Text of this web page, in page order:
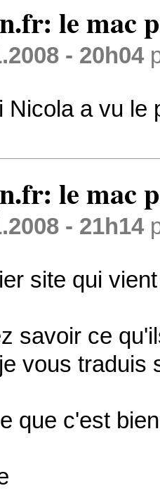
le mac
- 20h04
Nicola a vu le
le mac
- 21h14
site qui
savoir ce
vous traduis
que c'est